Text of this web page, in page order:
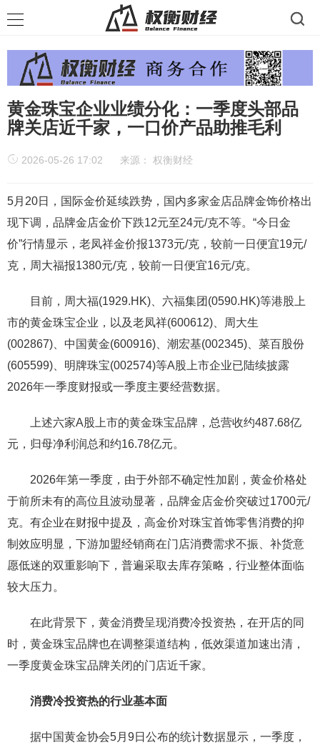
黄金珠宝企业业绩分化：一季度头部品
牌关店近千家，一口价产品助推毛利
2026-05-26 17:02 来源： 权衡财经
5月20日，国际金价延续跌势，国内多家金店品牌金饰价格出
现下调，品牌金店金价下跌12元至24元/克不等。“今日金
价”行情显示，老凤祥金价报1373元/克，较前一日便宜19元/
克，周大福报1380元/克，较前一日便宜16元/克。
目前，周大福(1929.HK)、六福集团(0590.HK)等港股上
市的黄金珠宝企业，以及老凤祥(600612)、周大生
(002867)、中国黄金(600916)、潮宏基(002345)、菜百股份
(605599)、明牌珠宝(002574)等A股上市企业已陆续披露
2026年一季度财报或一季度主要经营数据。
上述六家A股上市的黄金珠宝品牌，总营收约487.68亿
元，归母净利润总和约16.78亿元。
2026年第一季度，由于外部不确定性加剧，黄金价格处
于前所未有的高位且波动显著，品牌金店金价突破过1700元/
克。有企业在财报中提及，高金价对珠宝首饰零售消费的抑
制效应明显，下游加盟经销商在门店消费需求不振、补货意
愿低迷的双重影响下，普遍采取去库存策略，行业整体面临
较大压力。
在此背景下，黄金消费呈现消费冷投资热，在开店的同
时，黄金珠宝品牌也在调整渠道结构，低效渠道加速出清，
一季度黄金珠宝品牌关闭的门店近千家。
消费冷投资热的行业基本面
据中国黄金协会5月9日公布的统计数据显示，一季度，